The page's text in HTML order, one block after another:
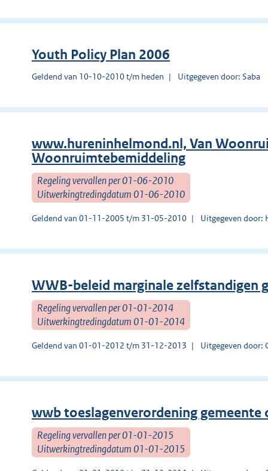
Youth Policy Plan 2006
Geldend van 10-10-2010 t/m heden Uitgegeven door: Saba
www.hureninhelmond.nl, Van
Woonruimtebemiddeling
Regeling vervallen per 01-06-2010
Uitwerkingtredingdatum 01-06-2010
Geldend van 01-11-2005 t/m 31-05-2010 Uitgegeven door:
WWB-beleid marginale zelfstandigen
Regeling vervallen per 01-01-2014
Uitwerkingtredingdatum 01-01-2014
Geldend van 01-01-2012 t/m 31-12-2013 Uitgegeven door:
wwb toeslagenverordening gemeente
Regeling vervallen per 01-01-2015
Uitwerkingtredingdatum 01-01-2015